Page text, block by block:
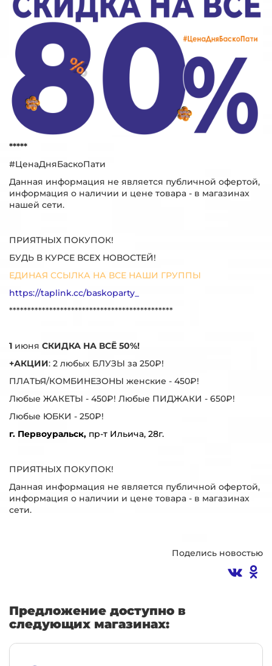
*****
#ЦенаДняБаскоПати
Данная информация не является публичной офертой,
информация о наличии и цене товара - в магазинах
нашей сети.
ПРИЯТНЫХ ПОКУПОК!
БУДЬ В КУРСЕ ВСЕХ НОВОСТЕЙ!
ЕДИНАЯ ССЫЛКА НА ВСЕ НАШИ ГРУППЫ
https://taplink.cc/baskoparty_
*********************************************
1 июня СКИДКА НА ВСЁ 50%!
+АКЦИИ: 2 любых БЛУЗЫ за 250₽!
ПЛАТЬЯ/КОМБИНЕЗОНЫ женские - 450₽!
Любые ЖАКЕТЫ - 450₽! Любые ПИДЖАКИ - 650₽!
Любые ЮБКИ - 250₽!
г. Первоуральск, пр-т Ильича, 28г.
ПРИЯТНЫХ ПОКУПОК!
Данная информация не является публичной офертой,
информация о наличии и цене товара - в магазинах
сети.
Поделись новостью
Предложение доступно в
следующих магазинах: